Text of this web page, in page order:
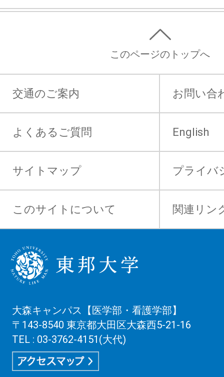
このページのトップへ
交通のご案内 お問い合
よくあるご質問 English
サイトマップ プライバ
このサイトについて 関連リン
大森キャンパス【医学部・看護学部】
〒143-8540 東京都大田区大森西5-21-16
TEL : 03-3762-4151(大代)